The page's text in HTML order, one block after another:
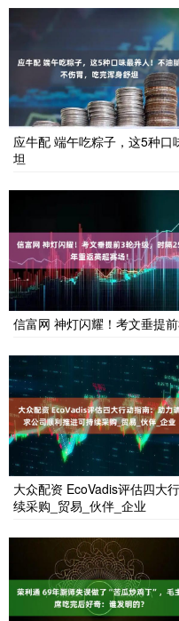
应牛配 端午吃粽子，这5种
坦
信富网 神灯闪耀！考文垂提
大众配资 EcoVadis评估四大
续采购_贸易_伙伴_企业